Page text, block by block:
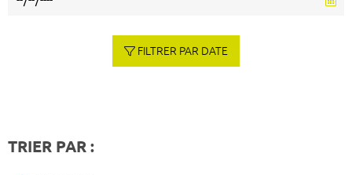
FILTRER PAR DATE
TRIER PAR :